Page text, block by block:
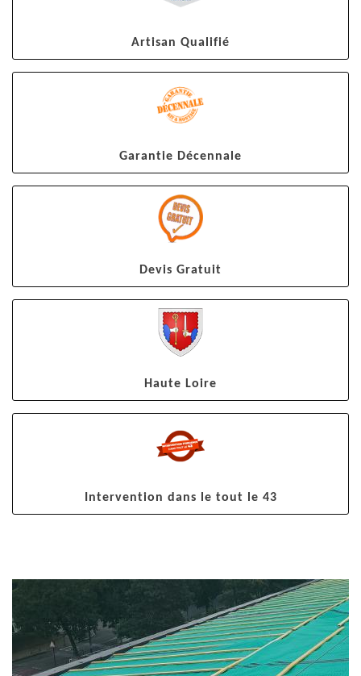
Artisan Qualifié
Garantie Décennale
Devis Gratuit
Haute Loire
Intervention dans le tout le 43